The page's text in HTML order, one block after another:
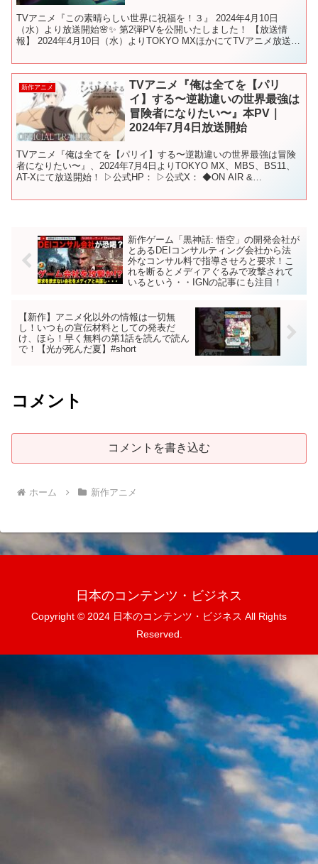
TVアニメ『この素晴らしい世界に祝福を！３』 2024年4月10日
（水）より放送開始🌸✨ 第2弾PVを公開いたしました！ 【放送情
報】 2024年4月10日（水）よりTOKYO MXほかにてTVアニメ放送開
新作アニメ
TVアニメ『俺は全てを【パリ
イ】する〜逆勘違いの世界最強は
冒険者になりたい〜』本PV｜
2024年7月4日放送開始
TVアニメ『俺は全てを【パリイ】する〜逆勘違いの世界最強は冒険
者になりたい〜』、2024年7月4日よりTOKYO MX、MBS、BS11、
AT-Xにて放送開始！ ▷公式HP： ▷公式X： ◆ON AIR &
新作ゲーム「黒神話: 悟空」の開発会社が
とあるDEIコンサルティング会社から法
外なコンサル料で指導させろと要求！こ
れを断るとメディアぐるみで攻撃されて
いるという・・IGNの記事にも注目！
【新作】アニメ化以外の情報は一切無
し！いつもの宣伝材料としての発表だ
け、ほら！早く無料の第1話を読んで読ん
で！【光が死んだ夏】#short
コメント
コメントを書き込む
ホーム 新作アニメ
日本のコンテンツ・ビジネス
Copyright © 2024 日本のコンテンツ・ビジネス All Rights
Reserved.